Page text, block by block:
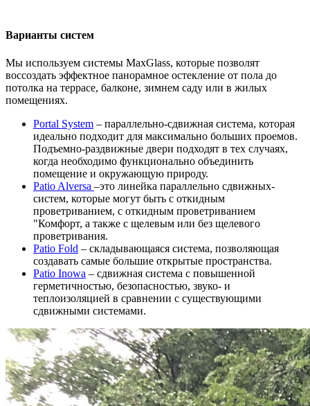
Варианты систем
Мы используем системы MaxGlass, которые позволят
воссоздать эффектное панорамное остекление от пола до
потолка на террасе, балконе, зимнем саду или в жилых
помещениях.
Portal System – параллельно-сдвижная система, которая
идеально подходит для максимально больших проемов.
Подъемно-раздвижные двери подходят в тех случаях,
когда необходимо функционально объединить
помещение и окружающую природу.
Patio Alversa –это линейка параллельно сдвижных-
систем, которые могут быть с откидным
проветриванием, с откидным проветриванием
"Комфорт, а также с щелевым или без щелевого
проветривания.
Patio Fold – складывающаяся система, позволяющая
создавать самые большие открытые пространства.
Patio Inowa – сдвижная система с повышенной
герметичностью, безопасностью, звуко- и
теплоизоляцией в сравнении с существующими
сдвижными системами.